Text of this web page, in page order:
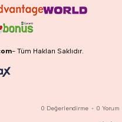
- Tüm Hakları Saklıdır.
0 Değerlendirme • 0 Yorum